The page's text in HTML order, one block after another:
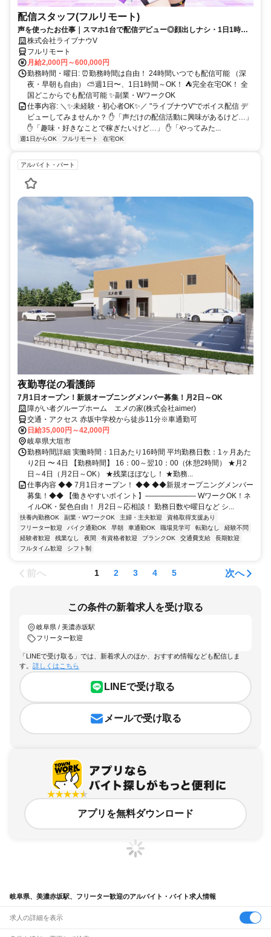
配信スタッフ(フルリモート)
声を使ったお仕事｜スマホ1台で配信デビュー◎顔出しナシ・1日1時間
～OK♪
株式会社ライブナウV
フルリモート
月給2,000円～600,000円
勤務時間・曜日: ⏰勤務時間は自由！ 24時間いつでも配信可能 （深
夜・早朝も自由） ⛅週1日〜、1日1時間～OK！ ⛺完全在宅OK！ 全
国どこからでも配信可能 ✨副業・WワークOK
仕事内容: ＼✨未経験・初心者OK✨／ "ライブナウV"でボイス配信 デ
ビューしてみませんか？ ✋「声だけの配信活動に興味があるけど…」
✋「趣味・好きなことで稼ぎたいけど…」 ✋「やってみた...
週1日からOK フルリモート 在宅OK
アルバイト・パート
夜勤専従の看護師
7月1日オープン！新規オープニングメンバー募集！月2日～OK
障がい者グループホーム エメの家(株式会社aimer)
交通・アクセス 赤坂中学校から徒歩11分※車通勤可
日給35,000円～42,000円
岐阜県大垣市
勤務時間詳細 実働時間：1日あたり16時間 平均勤務日数：1ヶ月あた
り2日 〜 4日 【勤務時間】 16：00～翌10：00（休憩2時間） ★月2
日～4日（月2日～OK） ★残業ほぼなし！ ★勤務...
仕事内容 ◆◆ 7月1日オープン！ ◆◆ ◆◆新規オープニングメンバー
募集！◆◆ 【働きやすいポイント】――――――― WワークOK！ネ
イルOK・髪色自由！ 月2日～応相談！ 勤務日数や曜日など シ...
扶養内勤務OK 副業・WワークOK 主婦・主夫歓迎
資格取得支援あり
フリーター歓迎
バイク通勤OK 早朝 車通勤OK 職場見学可 転勤なし
経験不問
経験者歓迎
残業なし 夜間 有資格者歓迎 ブランクOK 交通費支給
長期歓迎
フルタイム歓迎
シフト制
前へ 1 2 3 4 5 次へ
この条件の新着求人を受け取る
岐阜県 / 美濃赤坂駅
フリーター歓迎
「LINEで受け取る」では、新着求人のほか、おすすめ情報なども配信しま
す。 詳しくはこちら
LINEで受け取る
メールで受け取る
アプリを無料ダウンロード
岐阜県、美濃赤坂駅、フリーター歓迎のアルバイト・バイト求人情報
求人の詳細を表示